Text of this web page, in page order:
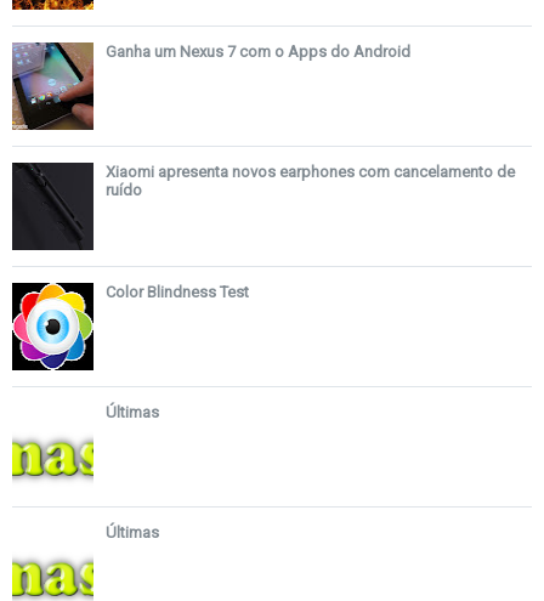
Ganha um Nexus 7 com o Apps do Android
Xiaomi apresenta novos earphones com cancelamento de
ruído
Color Blindness Test
Últimas
Últimas